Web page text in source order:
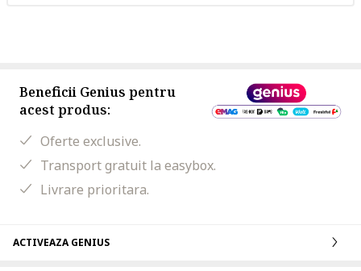
Beneficii Genius pentru
acest produs:
Oferte exclusive.
Transport gratuit la easybox.
Livrare prioritara.
ACTIVEAZA GENIUS